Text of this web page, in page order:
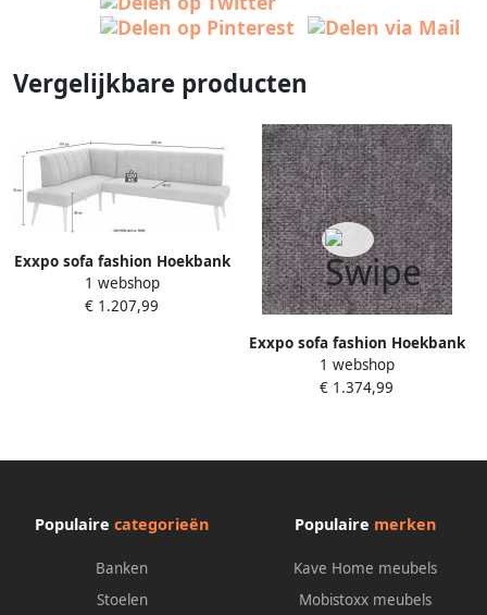
Vergelijkbare producten
Exxpo sofa fashion Hoekbank
Costa moderne rugstikking
comfortabel en elegant hoge
1 webshop
€ 1.207,99
Exxpo sofa fashion Hoekbank
Costa moderne rugstikking
comfortabel en elegant hoge
1 webshop
€ 1.374,99
Populaire categorieën
Banken
Stoelen
Populaire merken
Kave Home meubels
Mobistoxx meubels